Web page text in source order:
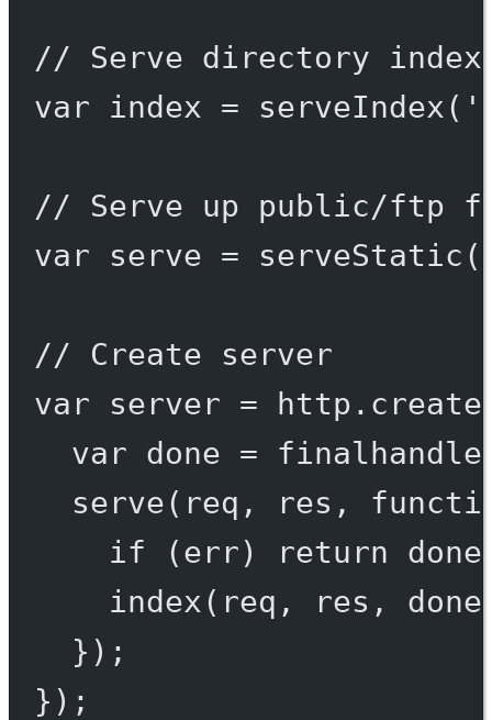
// Serve directory
var index = serveIndex (
// Serve up public/ftp
var serve = serveStatic (
// Create server
var server = http.
var done =
serve(req, res,
if (err) return done
index (req, res,
});
});